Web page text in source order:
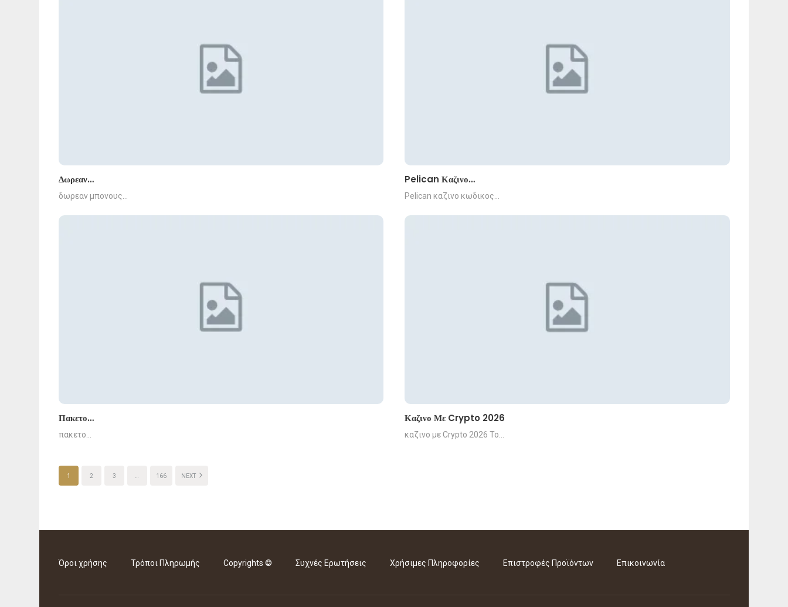
Δωρεαν…
δωρεαν μπονους…
Pelican Καζινο…
Pelican καζινο κωδικος…
Πακετο…
πακετο…
Καζινο Με Crypto 2026
καζινο με Crypto 2026 Το…
1 2 3 166 NEXT
Όροι χρήσης Τρόποι Πληρωμής Copyrights © Συχνές Ερωτήσεις Χρήσιμες Πληροφορίες Επιστροφές Προϊόντων Επικοινωνία